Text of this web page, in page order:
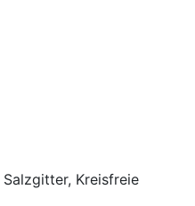
Salzgitter, Kreisfreie